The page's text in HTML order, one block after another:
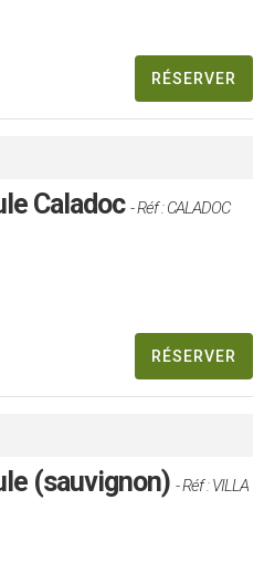
RÉSERVER
Caladoc - Réf : CALADOC
RÉSERVER
(sauvignon) - Réf : VILLA